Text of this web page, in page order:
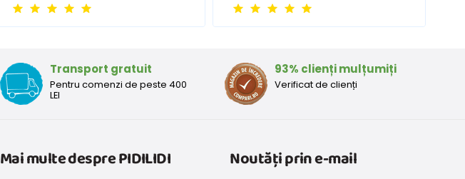
Transport gratuit
Pentru comenzi de peste 400
LEI
93% clienți mulțumiți
Verificat de clienți
Mai multe despre PIDILIDI Noutăți prin e-mail